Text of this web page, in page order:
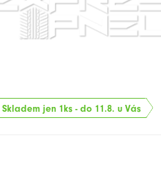
Skladem jen 1ks - do 11.8. u Vás